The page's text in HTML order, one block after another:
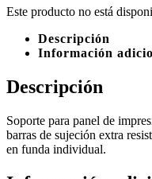
Este producto no está
Descripción
Información
Descripción
Soporte para panel de
barras de sujeción extra
en funda individual.